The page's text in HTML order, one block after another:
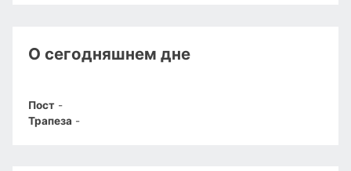
О сегодняшнем дне
Пост -
Трапеза -